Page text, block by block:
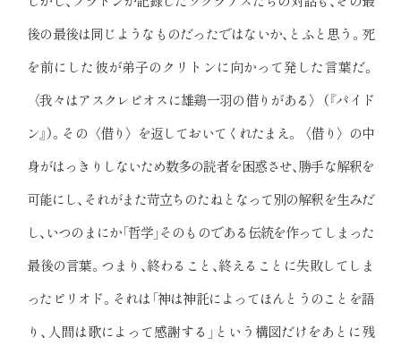
後の最後は同じようなものだったではないか、とふと思う。死
を前にした彼が弟子のクリトンに向かって発した言葉だ。
〈我々はアスクレピオスに雄鶏一羽の借りがある〉（『パイド
ン』）。その〈借り〉を返しておいてくれたまえ。〈借り〉の中
身がはっきりしないため数多の読者を困惑させ、勝手な解釈を
可能にし、それがまた苛立ちのたねとなって別の解釈を生みだ
し、いつのまにか「哲学」そのものである伝統を作ってしまった
最後の言葉。つまり、終わること、終えることに失敗してしま
ったピリオド。それは「神は神託によってほんとうのことを語
り、人間は歌によって感謝する」という構図だけをあとに残